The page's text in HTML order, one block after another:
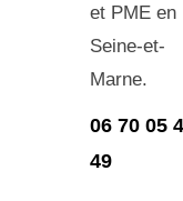
et PME en
Seine-et-
Marne.
06 70 05
49